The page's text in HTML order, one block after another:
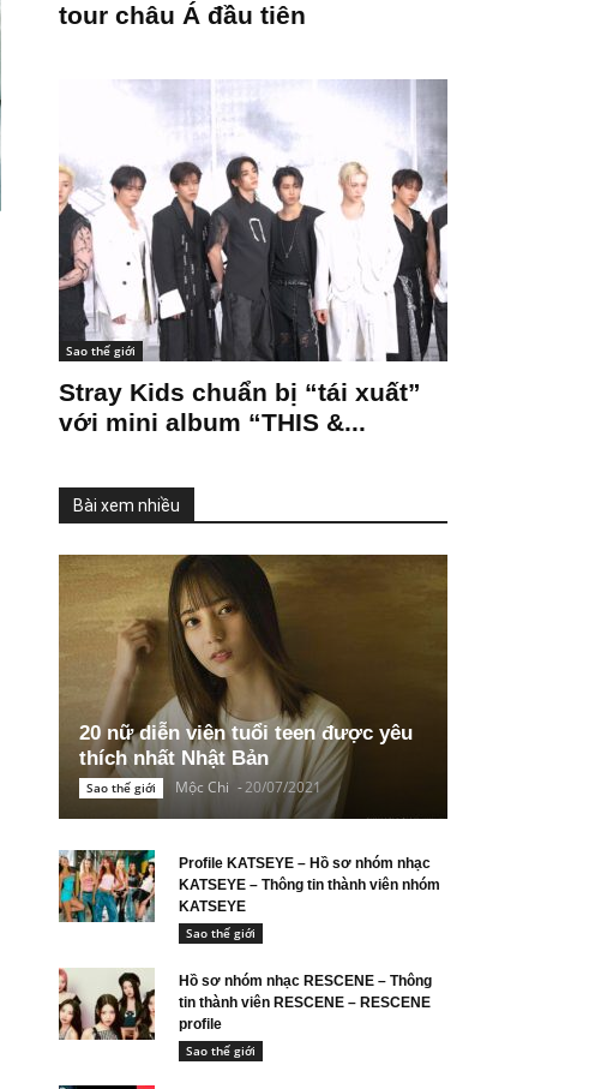
tour châu Á đầu tiên
Sao thế giới
Stray Kids chuẩn bị “tái xuất”
với mini album “THIS &...
Bài xem nhiều
20 nữ diễn viên tuổi teen được yêu
thích nhất Nhật Bản
Sao thế giới Mộc Chi -20/07/2021
Profile KATSEYE – Hồ sơ nhóm nhạc
KATSEYE – Thông tin thành viên nhóm
KATSEYE
Sao thế giới
Hồ sơ nhóm nhạc RESCENE – Thông
tin thành viên RESCENE – RESCENE
profile
Sao thế giới